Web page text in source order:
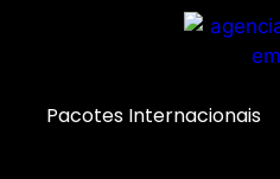
Pacotes Internacionais